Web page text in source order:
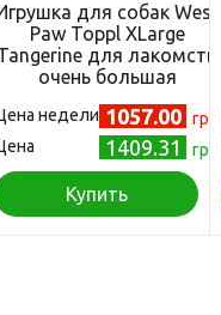
для собак West
Paw Toppl XLarge
для лакомств
очень большая
недели 1057.00 грн
1409.31 грн
Купить